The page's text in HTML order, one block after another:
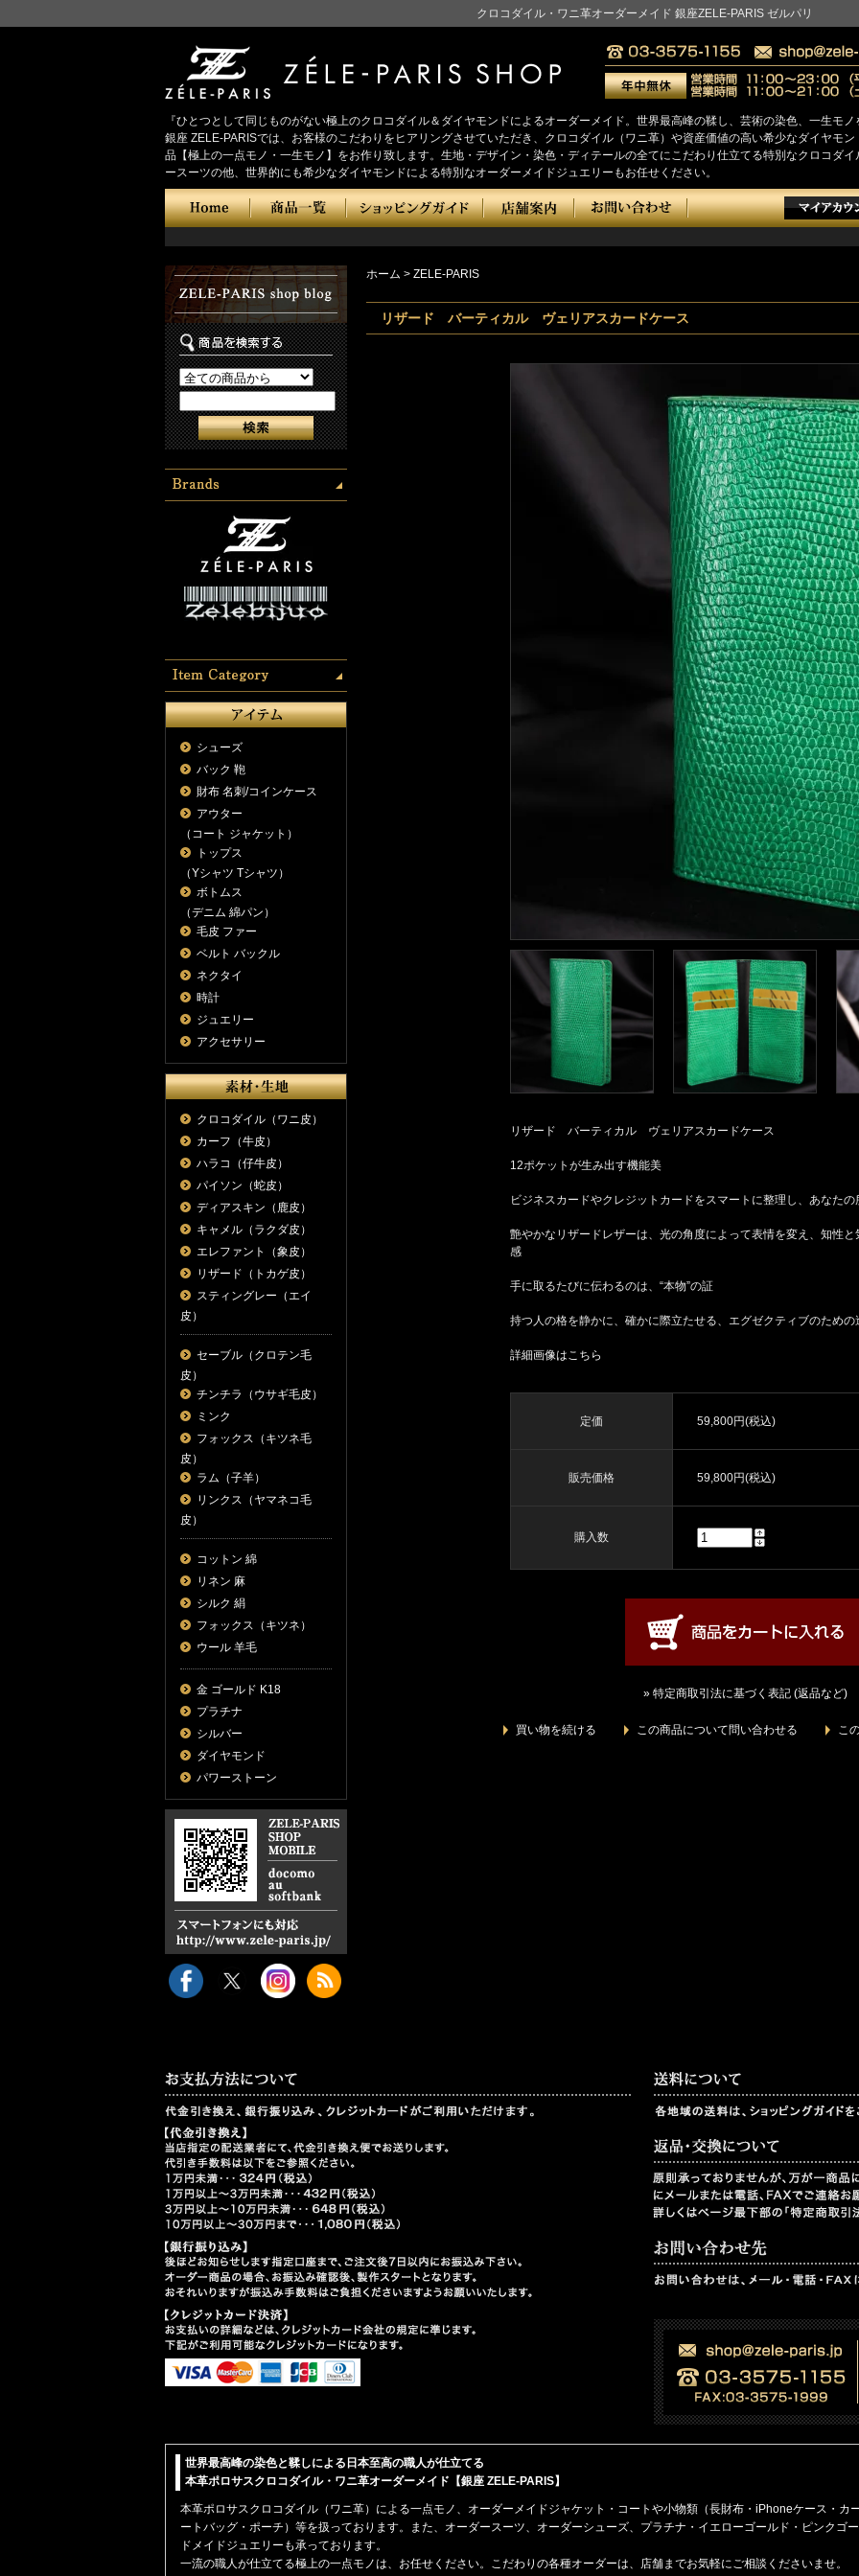
クロコダイル・ワニ革オーダーメイド 銀座ZELE-PARIS ゼルパリ
『ひとつとして同じものがない極上のクロコダイル＆ダイヤモンドによるオーダーメイド。世界最高峰の鞣し、芸術の染色、一生モノ
銀座 ZELE-PARISでは、お客様のこだわりをヒアリングさせていただき、クロコダイル（ワニ革）や資産価値の高い希少なダイヤモ
品【極上の一点モノ・一生モノ】をお作り致します。生地・デザイン・染色・ディテールの全てにこだわり仕立てる特別なクロコダ
ースーツの他、世界的にも希少なダイヤモンドによる特別なオーダーメイドジュエリーもお任せください。
ホーム > ZELE-PARIS
リザード バーティカル ヴェリアスカードケース
リザード バーティカル ヴェリアスカードケース
12ポケットが生み出す機能美
ビジネスカードやクレジットカードをスマートに整理し、あなたの
艶やかなリザードレザーは、光の角度によって表情を変え、知性
感
手に取るたびに伝わるのは、“本物”の証
持つ人の格を静かに、確かに際立たせる、エグゼクティブのための
詳細画像はこちら
定価 59,800円(税込)
販売価格 59,800円(税込)
購入数
» 特定商取引法に基づく表記 (返品など)
買い物を続ける この商品について問い合わせる こ
シューズ
バック 鞄
財布 名刺/コインケース
アウター
（コート ジャケット）
トップス
（Yシャツ Tシャツ）
ボトムス
（デニム 綿パン）
毛皮 ファー
ベルト バックル
ネクタイ
時計
ジュエリー
アクセサリー
クロコダイル（ワニ皮）
カーフ（牛皮）
ハラコ（仔牛皮）
パイソン（蛇皮）
ディアスキン（鹿皮）
キャメル（ラクダ皮）
エレファント（象皮）
リザード（トカゲ皮）
スティングレー（エイ
皮）
セーブル（クロテン毛
皮）
チンチラ（ウサギ毛皮）
ミンク
フォックス（キツネ毛
皮）
ラム（子羊）
リンクス（ヤマネコ毛
皮）
コットン 綿
リネン 麻
シルク 絹
フォックス（キツネ）
ウール 羊毛
金 ゴールド K18
プラチナ
シルバー
ダイヤモンド
パワーストーン
世界最高峰の染色と鞣しによる日本至高の職人が仕立てる
本革ポロサスクロコダイル・ワニ革オーダーメイド【銀座 ZELE-PARIS】
本革ポロサスクロコダイル（ワニ革） による一点モノ、 オーダーメイドジャケット・コート や小物類（長財布・iPhoneケース・カ
ートバッグ・ポーチ） 等を扱っております。また、オーダースーツ、オーダーシューズ、プラチナ・イエローゴールド・ピンクゴ
ドメイドジュエリーも承っております。
一流の職人が仕立てる極上の一点モノは、お任せください。こだわりの各種オーダーは、店舗までお気軽にご相談くださいませ。